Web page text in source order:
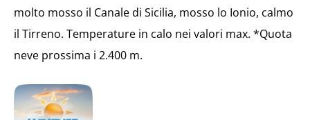
molto mosso il Canale di Sicilia, mosso lo Ionio, calmo
il Tirreno. Temperature in calo nei valori max. *Quota
neve prossima i 2.400 m.